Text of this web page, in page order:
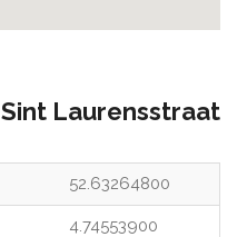
Sint Laurensstraat
52.63264800
4.74553900